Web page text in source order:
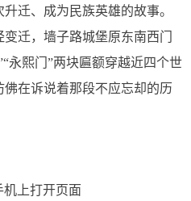
迁、成为民族英雄的故事。
迁，墙子路城堡原东南西门
永熙门”两块匾额穿越近四个世
在诉说着那段不应忘却的历
机上打开页面